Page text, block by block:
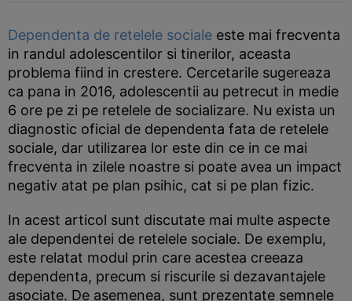
Dependenta de retelele sociale este mai frecventa
in randul adolescentilor si tinerilor, aceasta
problema fiind in crestere. Cercetarile sugereaza
ca pana in 2016, adolescentii au petrecut in medie
6 ore pe zi pe retelele de socializare. Nu exista un
diagnostic oficial de dependenta fata de retelele
sociale, dar utilizarea lor este din ce in ce mai
frecventa in zilele noastre si poate avea un impact
negativ atat pe plan psihic, cat si pe plan fizic.
In acest articol sunt discutate mai multe aspecte
ale dependentei de retelele sociale. De exemplu,
este relatat modul prin care acestea creeaza
dependenta, precum si riscurile si dezavantajele
asociate. De asemenea, sunt prezentate semnele